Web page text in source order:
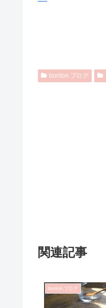
bonton.ブログ
関連記事
bonton.ブログ